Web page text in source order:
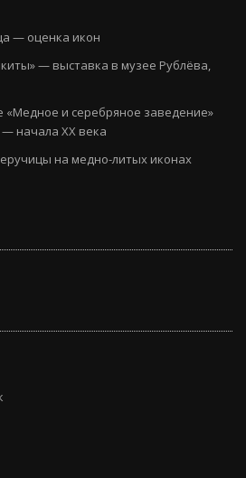
— оценка икон
— выставка в музее Рублёва,
«Медное и серебряное заведение»
начала XX века
на медно-литых иконах